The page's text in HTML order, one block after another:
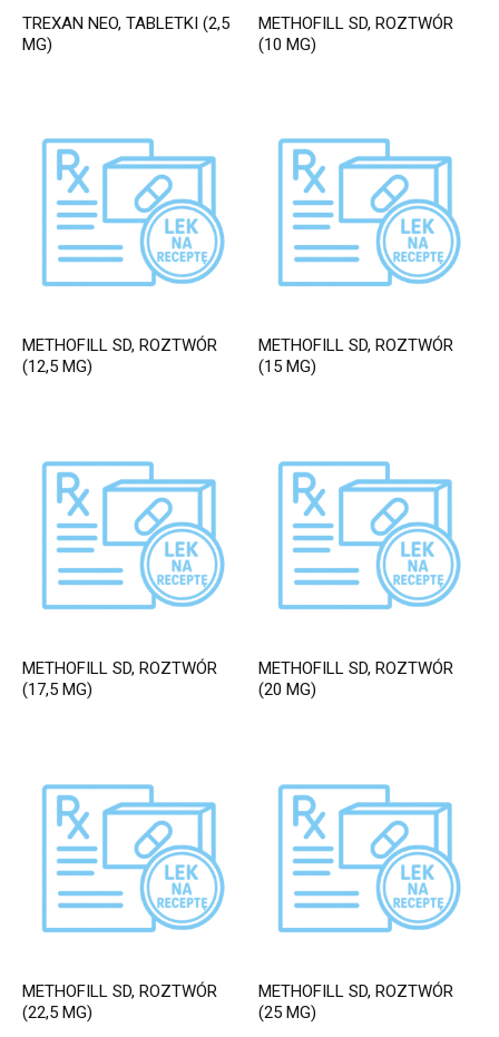
TREXAN NEO, TABLETKI (2,5
MG)
METHOFILL SD, ROZTWÓR
(10 MG)
METHOFILL SD, ROZTWÓR
(12,5 MG)
METHOFILL SD, ROZTWÓR
(15 MG)
METHOFILL SD, ROZTWÓR
(17,5 MG)
METHOFILL SD, ROZTWÓR
(20 MG)
METHOFILL SD, ROZTWÓR
(22,5 MG)
METHOFILL SD, ROZTWÓR
(25 MG)